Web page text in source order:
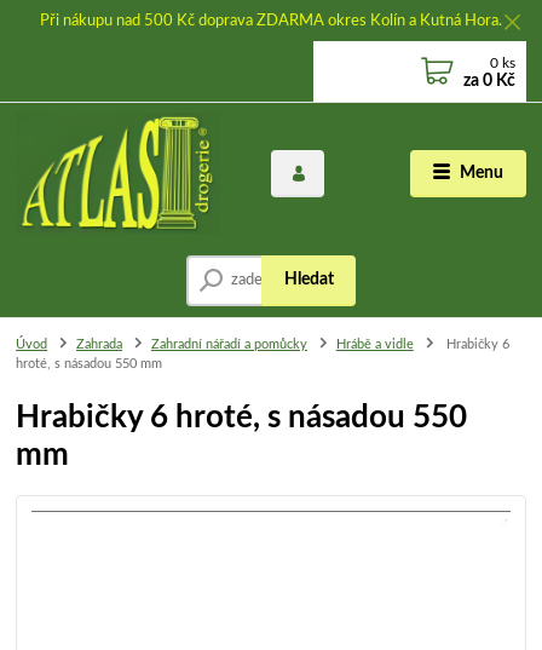
Při nákupu nad 500 Kč doprava ZDARMA okres Kolín a Kutná Hora.
Menu
Hledat
0 ks
za 0 Kč
Úvod Zahrada Zahradní nářadí a pomůcky Hrábě a vidle
Hrabičky 6
hroté, s násadou 550 mm
Hrabičky 6 hroté, s násadou 550
mm